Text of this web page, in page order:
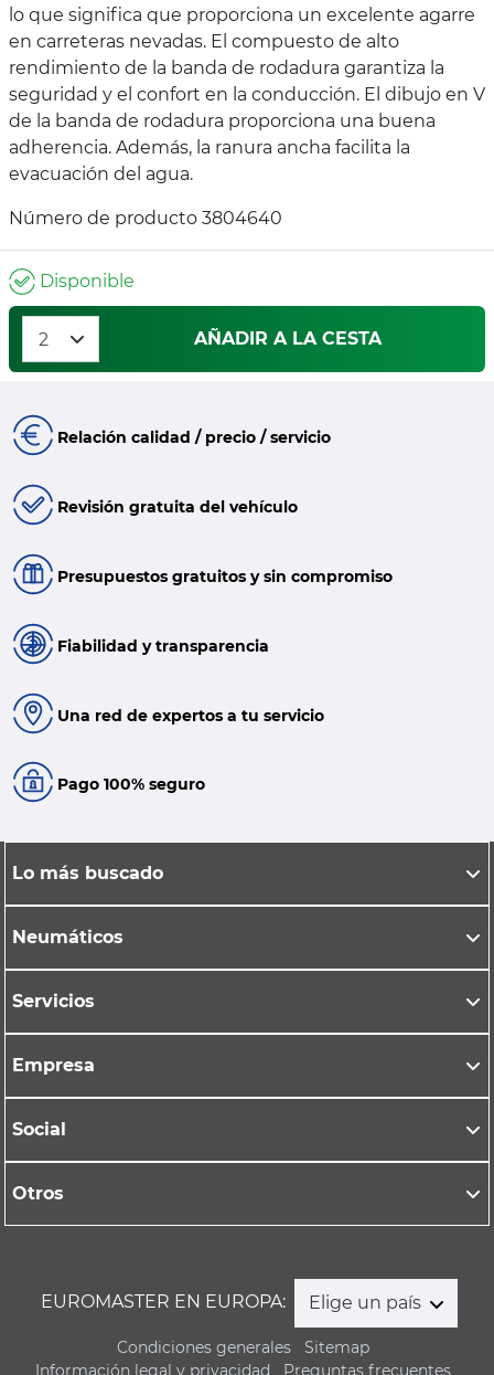
lo que significa que proporciona un excelente agarre
en carreteras nevadas. El compuesto de alto
rendimiento de la banda de rodadura garantiza la
seguridad y el confort en la conducción. El dibujo en V
de la banda de rodadura proporciona una buena
adherencia. Además, la ranura ancha facilita la
evacuación del agua.
Número de producto 3804640
Disponible
AÑADIR A LA CESTA
Relación calidad / precio / servicio
Revisión gratuita del vehículo
Presupuestos gratuitos y sin compromiso
Fiabilidad y transparencia
Una red de expertos a tu servicio
Pago 100% seguro
Lo más buscado
Neumáticos
Servicios
Empresa
Social
Otros
EUROMASTER EN EUROPA: Elige un país
Condiciones generales
Sitemap
Información legal y privacidad
Preguntas frecuentes